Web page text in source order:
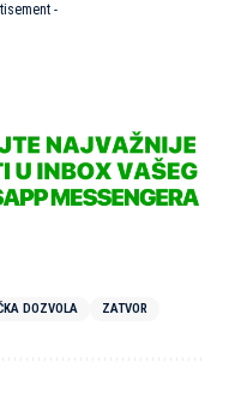
-
DOZVOLA ZATVOR